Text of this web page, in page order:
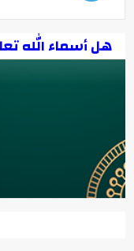
هل أسماء الله